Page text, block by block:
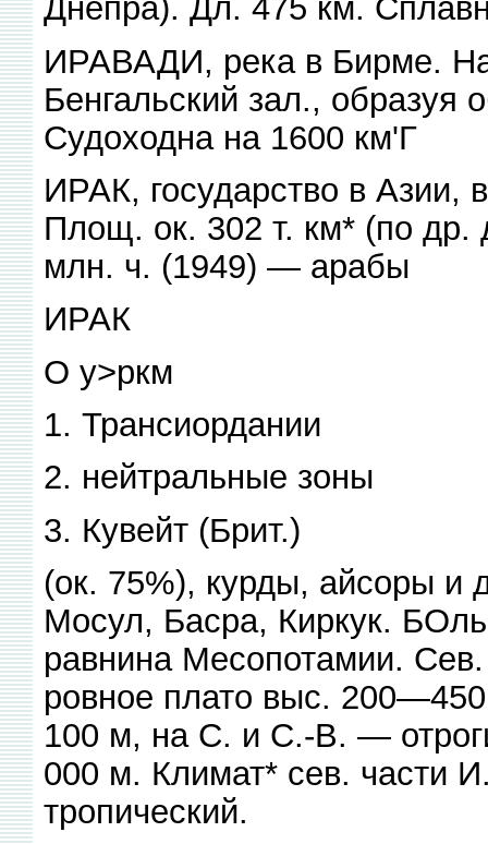
Днепра). Дл. 475 км.
ИРАВАДИ, река в Бирме.
Бенгальский зал.,
Судоходна на 1600 км'Г
ИРАК, государство в Азии,
Площ. ок. 302 т. км* (по
млн. ч. (1949) — арабы
ИРАК
О у>ркм
1. Трансиордании
2. нейтральные зоны
3. Кувейт (Брит.)
(ок. 75%), курды, айсоры и
Мосул, Басра, Киркук.
равнина Месопотамии.
ровное плато выс.
100 м, на С. и С.-В. —
000 м. Климат* сев. части
тропический.